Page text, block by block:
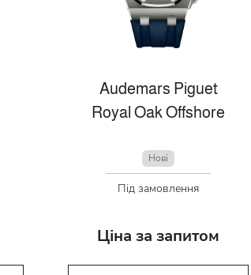
Audemars Piguet
Royal Oak Offshore
Нові
Під замовлення
Ціна за запитом